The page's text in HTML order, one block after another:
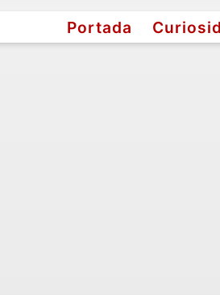
Portada